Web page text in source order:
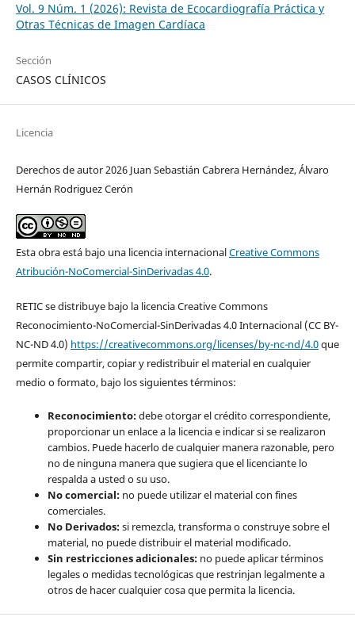
Vol. 9 Núm. 1 (2026): Revista de Ecocardiografía Práctica y
Otras Técnicas de Imagen Cardíaca
Sección
CASOS CLÍNICOS
Licencia
Derechos de autor 2026 Juan Sebastián Cabrera Hernández, Álvaro
Hernán Rodriguez Cerón
Esta obra está bajo una licencia internacionalCreative Commons
Atribución-NoComercial-SinDerivadas 4.0.
RETIC se distribuye bajo la licencia Creative Commons
Reconocimiento-NoComercial-SinDerivadas 4.0 Internacional (CC BY-
NC-ND 4.0) https://creativecommons.org/licenses/by-nc-nd/4.0que
permite compartir, copiar y redistribuir el material en cualquier
medio o formato, bajo los siguientes términos:
Reconocimiento:debe otorgar el crédito correspondiente,
proporcionar un enlace a la licencia e indicar si se realizaron
cambios. Puede hacerlo de cualquier manera razonable, pero
no de ninguna manera que sugiera que el licenciante lo
respalda a usted o su uso.
No comercial:no puede utilizar el material con fines
comerciales.
No Derivados:si remezcla, transforma o construye sobre el
material, no puede distribuir el material modificado.
Sin restricciones adicionales:no puede aplicar términos
legales o medidas tecnológicas que restrinjan legalmente a
otros de hacer cualquier cosa que permita la licencia.